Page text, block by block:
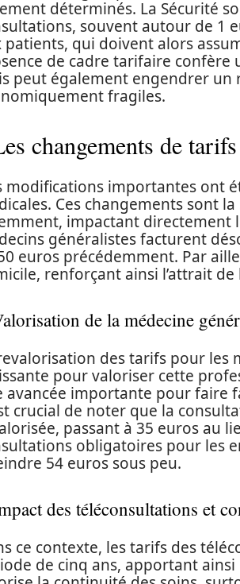
déterminés. La Sécurité
souvent autour de 1
patients, qui doivent alors
de cadre tarifaire
peut également engendrer un
fragiles.
changements de
modifications importantes ont
Ces changements sont
impactant directement
généralistes facturent
euros précédemment. Par
renforçant ainsi l’attrait
de la médecine
des tarifs pour les
pour valoriser cette
avancée importante pour faire
crucial de noter que la
passant à 35 euros au
obligatoires pour les
54 euros sous peu.
des téléconsultations et
ce contexte, les tarifs des
de cinq ans, apportant ainsi